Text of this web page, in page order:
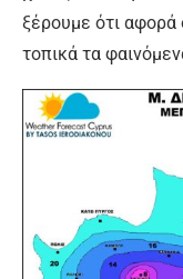
ξέρουμε ότι αφορά
τοπικά τα